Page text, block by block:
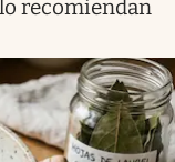
recomiendan